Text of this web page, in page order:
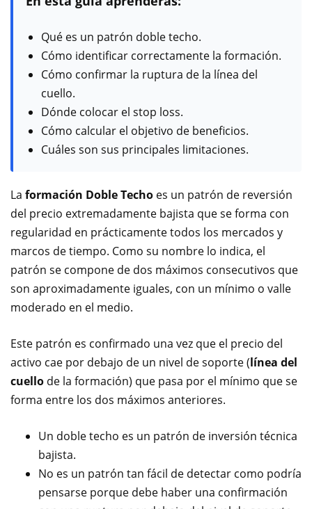
Qué es un patrón doble techo.
Cómo identificar correctamente la formación.
Cómo confirmar la ruptura de la línea del
cuello.
Dónde colocar el stop loss.
Cómo calcular el objetivo de beneficios.
Cuáles son sus principales limitaciones.
La formación Doble Techo es un patrón de reversión
del precio extremadamente bajista que se forma con
regularidad en prácticamente todos los mercados y
marcos de tiempo. Como su nombre lo indica, el
patrón se compone de dos máximos consecutivos que
son aproximadamente iguales, con un mínimo o valle
moderado en el medio.
Este patrón es confirmado una vez que el precio del
activo cae por debajo de un nivel de soporte (línea del
cuello de la formación) que pasa por el mínimo que se
forma entre los dos máximos anteriores.
Un doble techo es un patrón de inversión técnica
bajista.
No es un patrón tan fácil de detectar como podría
pensarse porque debe haber una confirmación